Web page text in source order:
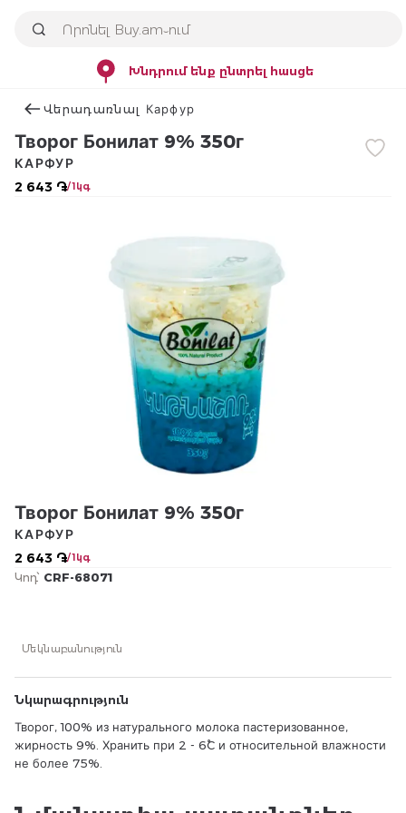
Խնդրում ենք ընտրել հասցե
Վերադառնալ Карфур
Творог Бонилат 9% 350г
2 643 ֏/ 1կգ
КАРФУР
Творог Бонилат 9% 350г
2 643 ֏/ 1կգ
КАРФУР
Կոդ՝ CRF-68071
Մեկնաբանություն
Նկարագրություն
Творог, 100% из натурального молока пастеризованное,
жирность 9%. Хранить при 2 - 6˚C и относительной влажности
не более 75%.